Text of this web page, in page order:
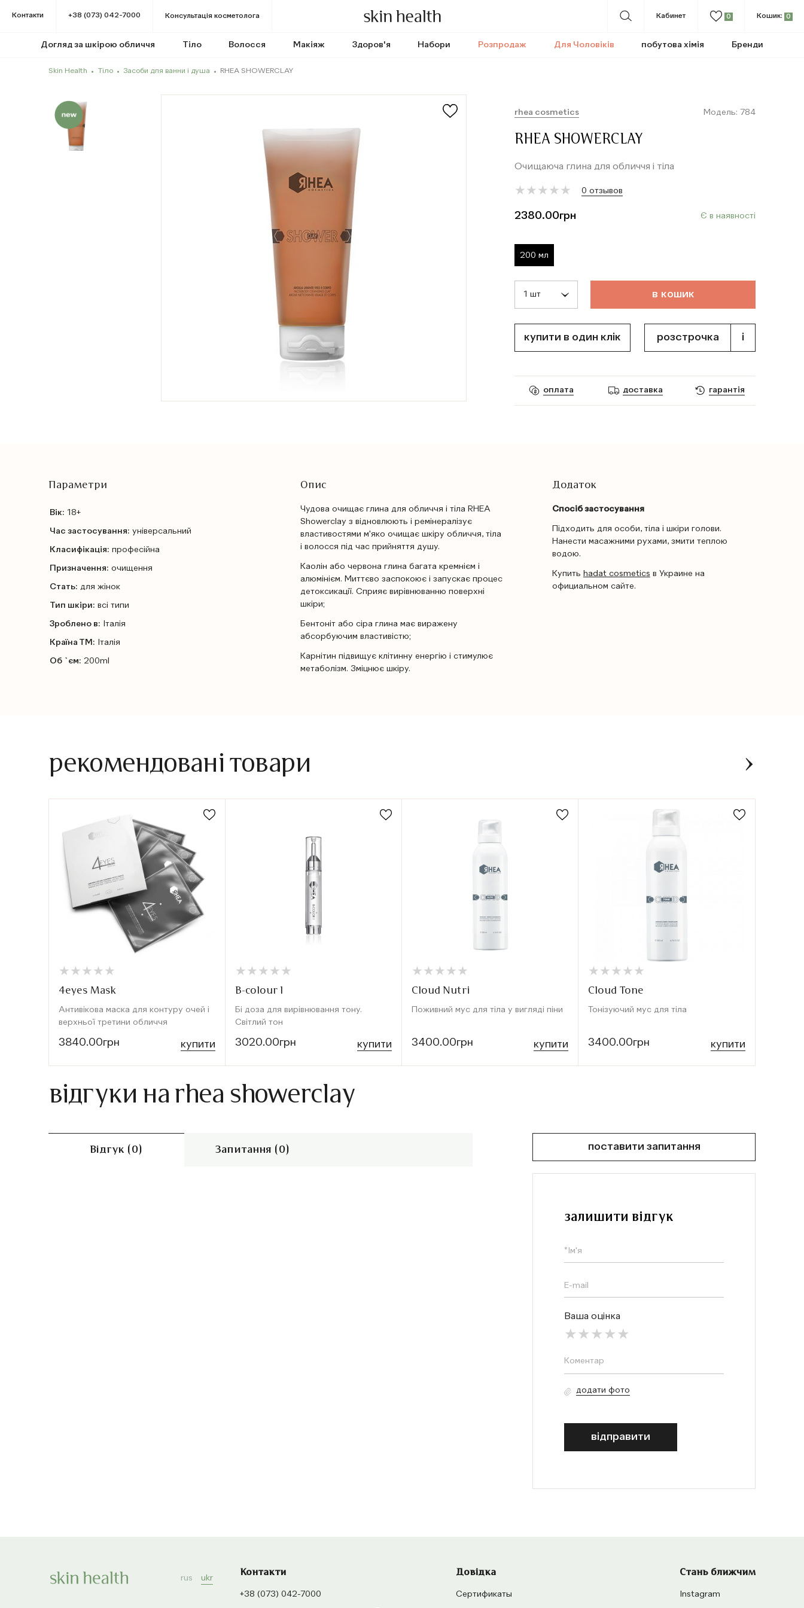
Контакти +38 (073) 042-7000 Консультація косметолога
Догляд за шкірою обличчя Тіло Волосся Макіяж Здоров'я Набори Розпродаж Для Чоловіків побутова хімія Бренди
Кабинет 0 Кошик: 0
Skin Health Тіло Засоби для ванни і душа RHEA SHOWERCLAY
rhea cosmetics Модель: 784
RHEA SHOWERCLAY
Очищаюча глина для обличчя і тіла
★
★ ★
★ ★
★ ★
★ ★
★ 0 отзывов
2380.00грн Є в наявності
200 мл
в кошик
купити в один клік розстрочка i
оплата доставка гарантія
Параметри
Вік: 18+
Час застосування: універсальний
Класифікація: професійна
Призначення: очищення
Стать: для жінок
Тип шкіри: всі типи
Зроблено в: Італія
Країна ТМ: Італія
Об `єм: 200ml
Опис
Чудова очищає глина для обличчя і тіла RHEA
Showerclay з відновлюють і ремінералізує
властивостями м'яко очищає шкіру обличчя, тіла
і волосся під час прийняття душу.
Каолін або червона глина багата кремнієм і
алюмінієм. Миттєво заспокоює і запускає процес
детоксикації. Сприяє вирівнюванню поверхні
шкіри;
Бентоніт або сіра глина має виражену
абсорбуючим властивістю;
Карнітин підвищує клітинну енергію і стимулює
метаболізм. Зміцнює шкіру.
Додаток
Спосіб застосування
Підходить для особи, тіла і шкіри голови.
Нанести масажними рухами, змити теплою
водою.
Купить hadat cosmetics в Украине на
официальном сайте.
рекомендовані товари
★
★ ★
★ ★
★ ★
★ ★
★
4eyes Mask
Антивікова маска для контуру очей і
верхньої третини обличчя
3840.00грн купити
★
★ ★
★ ★
★ ★
★ ★
★
B-colour I
Бі доза для вирівнювання тону.
Світлий тон
3020.00грн купити
★
★ ★
★ ★
★ ★
★ ★
★
Cloud Nutri
Поживний мус для тіла у вигляді піни
3400.00грн купити
★
★ ★
★ ★
★ ★
★ ★
★
Cloud Tone
Тонізуючий мус для тіла
3400.00грн купити
відгуки на rhea showerclay
Відгук (0) Запитання (0) поставити запитання
залишити відгук
Ваша оцінка
додати фото
відправити
rus ukr
Контакти
+38 (073) 042-7000
Довідка
Сертификаты
Стань ближчим
Instagram